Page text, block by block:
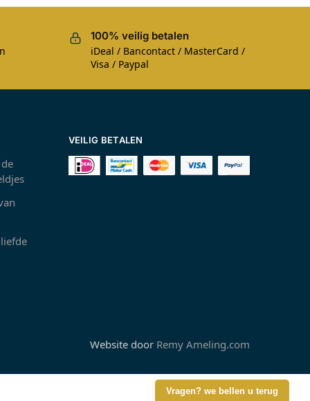
Vragen? we bellen u terug
100% veilig betalen
iDeal / Bancontact / MasterCard /
Visa / Paypal
VEILIG BETALEN
Website door Remy Ameling.com